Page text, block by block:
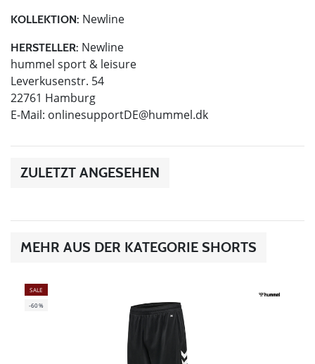
KOLLEKTION: Newline
HERSTELLER: Newline
hummel sport & leisure
Leverkusenstr. 54
22761 Hamburg
E-Mail: onlinesupportDE@hummel.dk
ZULETZT ANGESEHEN
MEHR AUS DER KATEGORIE SHORTS
SALE
-60%